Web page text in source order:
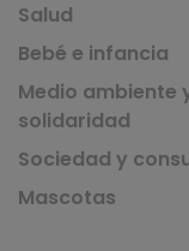
Salud
Bebé e infancia
Medio ambiente
solidaridad
Sociedad y
Mascotas